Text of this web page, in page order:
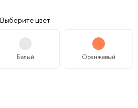
Выберите цвет:
Белый Оранжевый